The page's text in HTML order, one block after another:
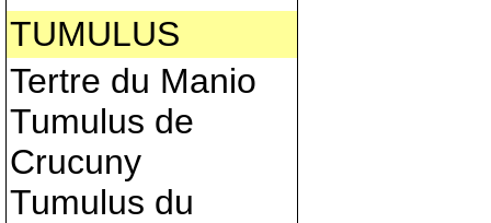
TUMULUS
Tertre du Manio
Tumulus de
Crucuny
Tumulus du